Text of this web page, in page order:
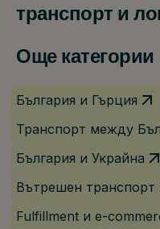
транспорт и
Още категории
България и Гърция
Транспорт между
България и Украйна
Вътрешен транспорт
Fulfillment и e-